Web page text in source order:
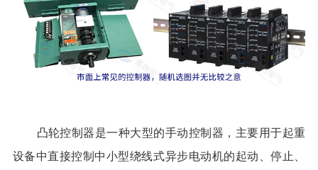
凸轮控制器是一种大型的手动控制器，主要用于起重
设备中直接控制中小型绕线式异步电动机的起动、停止、